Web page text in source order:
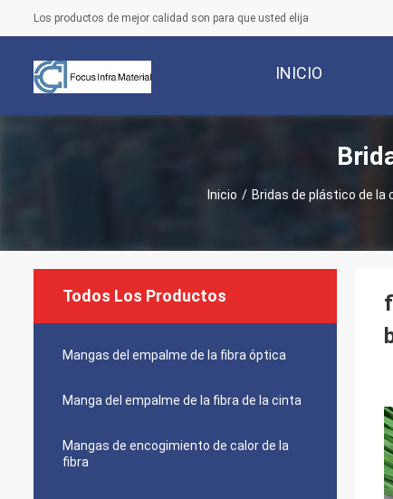
Los productos de mejor calidad son para que usted elija
INICIO
Inicio / Bridas de plástico de la
Todos Los Productos
Mangas del empalme de la fibra óptica
Manga del empalme de la fibra de la cinta
Mangas de encogimiento de calor de la
fibra